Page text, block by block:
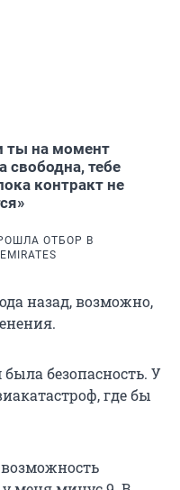
ты на момент
свободна, тебе
контракт не
ОТБОР В
назад, возможно,
безопасность. У
где бы